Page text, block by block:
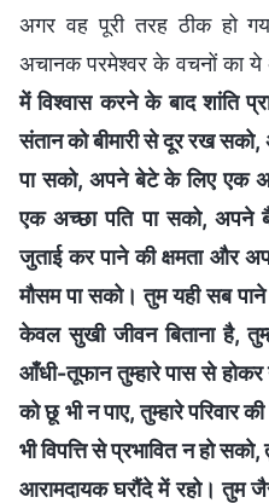
अगर वह पूरी तरह ठीक हो
अचानक परमेश्वर के वचनों का
में विश्वास करने के बाद शांति
संतान को बीमारी से दूर रख
पा सको, अपने बेटे के लिए एक
एक अच्छा पति पा सको,
जुताई कर पाने की क्षमता और
मौसम पा सको। तुम यही सब पाने
केवल सुखी जीवन बिताना है,
आँधी-तूफान तुम्‍हारे पास से
को छू भी न पाए, तुम्‍हारे परिवार
भी विपत्ति से प्रभावित न हो
आरामदायक घरौंदे में रहो। तुम